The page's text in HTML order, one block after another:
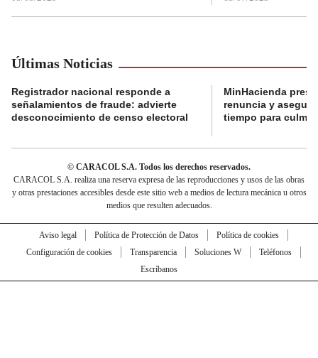
Últimas Noticias
Registrador nacional responde a
señalamientos de fraude: advierte
desconocimiento de censo electoral
MinHacienda
renuncia y
tiempo para
© CARACOL S.A. Todos los derechos reservados.
CARACOL S.A. realiza una reserva expresa de las reproducciones y usos de las obras
y otras prestaciones accesibles desde este sitio web a medios de lectura mecánica u otros
medios que resulten adecuados.
Aviso legal Política de Protección de Datos
Política de cookies
Configuración de cookies
Transparencia Soluciones W
Teléfonos
Escríbanos